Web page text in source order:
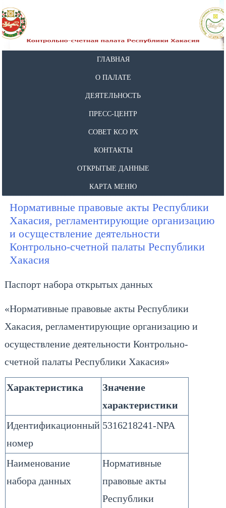
ГЛАВНАЯ
О ПАЛАТЕ
ДЕЯТЕЛЬНОСТЬ
ПРЕСС-ЦЕНТР
СОВЕТ КСО РХ
КОНТАКТЫ
ОТКРЫТЫЕ ДАННЫЕ
КАРТА МЕНЮ
Нормативные правовые акты Республики
Хакасия, регламентирующие организацию
и осуществление деятельности
Контрольно-счетной палаты Республики
Хакасия
Паспорт набора открытых данных
«Нормативные правовые акты Республики
Хакасия, регламентирующие организацию и
осуществление деятельности Контрольно-
счетной палаты Республики Хакасия»
Характеристика
Значение
характеристики
Идентификационный
номер
5316218241-NPA
Наименование
набора данных
Нормативные
правовые акты
Республики